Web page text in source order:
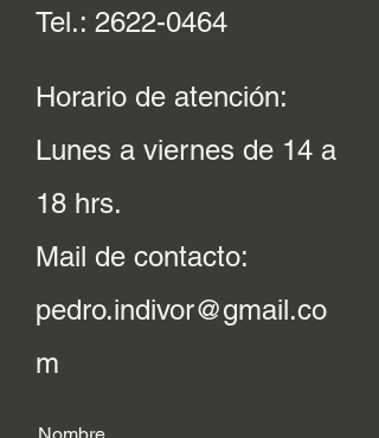
Tel.: 2622-0464
Horario de atención:
Lunes a viernes de 14 a
18 hrs.
Mail de contacto:
pedro.indivor@gmail.co
m